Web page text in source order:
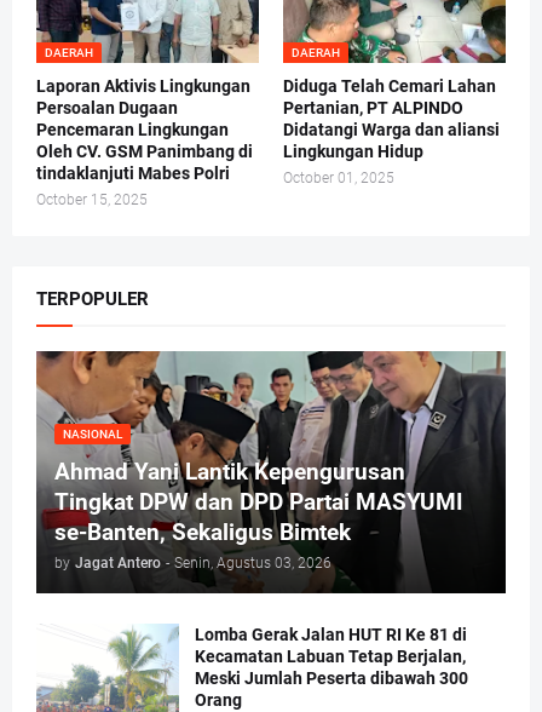
DAERAH
Laporan Aktivis Lingkungan
Persoalan Dugaan
Pencemaran Lingkungan
Oleh CV. GSM Panimbang di
tindaklanjuti Mabes Polri
October 15, 2025
DAERAH
Diduga Telah Cemari Lahan
Pertanian, PT ALPINDO
Didatangi Warga dan aliansi
Lingkungan Hidup
October 01, 2025
TERPOPULER
NASIONAL
Ahmad Yani Lantik Kepengurusan
Tingkat DPW dan DPD Partai MASYUMI
se-Banten, Sekaligus Bimtek
by Jagat Antero - Senin, Agustus 03, 2026
Lomba Gerak Jalan HUT RI Ke 81 di
Kecamatan Labuan Tetap Berjalan,
Meski Jumlah Peserta dibawah 300
Orang